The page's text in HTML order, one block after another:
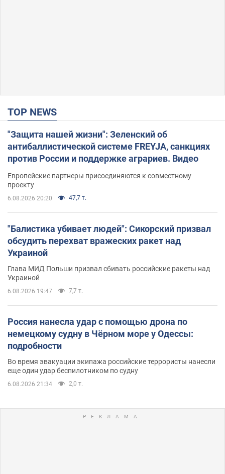
TOP NEWS
"Защита нашей жизни": Зеленский об
антибаллистической системе FREYJA, санкциях
против России и поддержке аграриев. Видео
Европейские партнеры присоединяются к совместному
проекту
6.08.2026 20:20 47,7 т.
"Балистика убивает людей": Сикорский призвал
обсудить перехват вражеских ракет над
Украиной
Глава МИД Польши призвал сбивать российские ракеты над
Украиной
6.08.2026 19:47 7,7 т.
Россия нанесла удар с помощью дрона по
немецкому судну в Чёрном море у Одессы:
подробности
Во время эвакуации экипажа российские террористы нанесли
еще один удар беспилотником по судну
6.08.2026 21:34 2,0 т.